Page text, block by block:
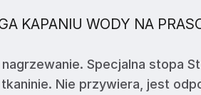
KAPANIU WODY NA
Specjalna stopa
Nie przywiera, jest